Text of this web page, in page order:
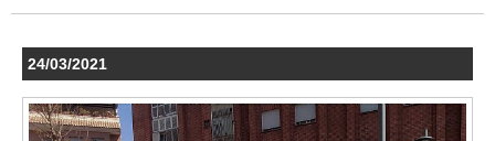
24/03/2021